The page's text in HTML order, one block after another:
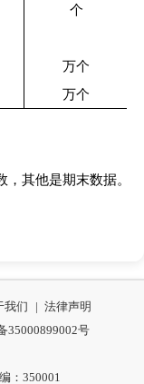
个
万个
万个
其他是期末数据。
我们 | 法律声明
35000899002号
：350001